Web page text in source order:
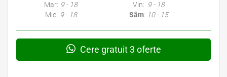
Mar: 9 - 18
Mie: 9 - 18
Vin: 9 - 18
Sâm: 10 - 15
Cere gratuit 3 oferte